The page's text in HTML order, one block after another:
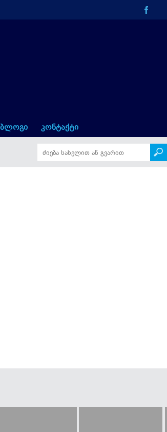
ბლოგი კონტაქტი